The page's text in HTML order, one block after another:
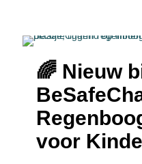
🌈 Nieuw
voor